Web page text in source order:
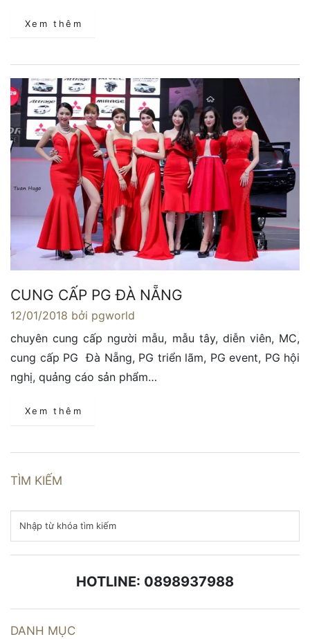
Xem thêm
CUNG CẤP PG ĐÀ NẴNG
12/01/2018 bởi pgworld
chuyên cung cấp người mẫu, mẫu tây, diễn viên, MC,
cung cấp PG Đà Nẵng, PG triển lãm, PG event, PG hội
nghị, quảng cáo sản phẩm…
Xem thêm
TÌM KIẾM
HOTLINE: 0898937988
DANH MỤC